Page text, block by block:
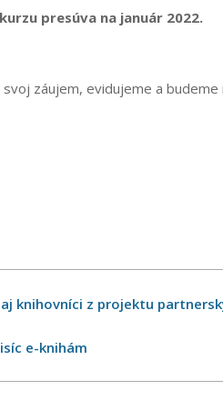
presúva na január 2022.
záujem, evidujeme a budeme
knihovníci z projektu
e-knihám